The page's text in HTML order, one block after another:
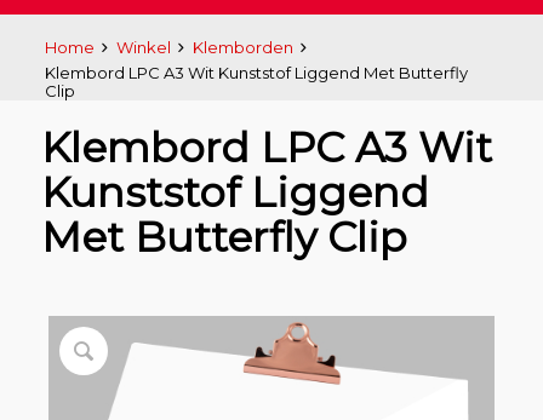
Home Winkel
Klemborden
Klembord LPC A3 Wit Kunststof Liggend Met Butterfly
Clip
Klembord LPC A3 Wit
Kunststof Liggend
Met Butterfly Clip